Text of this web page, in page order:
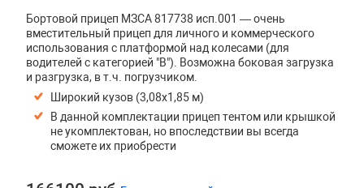
Бортовой прицеп МЗСА 817738 исп.001 — очень
вместительный прицеп для личного и коммерческого
использования с платформой над колесами (для
водителей с категорией "В"). Возможна боковая загрузка
и разгрузка, в т.ч. погрузчиком.
Широкий кузов (3,08х1,85 м)
В данной комплектации прицеп тентом или крышкой
не укомплектован, но впоследствии вы всегда
сможете их приобрести